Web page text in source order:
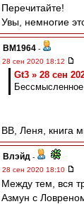
Перечитайте!
Увы, немногие
BM1964 -
28 сен 2020 18:12
Gt3 » 28 сен
Бессмысленное
ВВ, Леня, книга
Влэйд -
28 сен 2020 18:10
Между тем, вся
Азмун с